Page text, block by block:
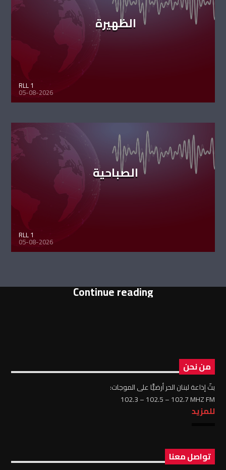
الظهيرة
RLL 1
05-08-2026
الصباحية
RLL 1
05-08-2026
Continue reading
من نحن
بثّ إذاعة لبنان الحر أرضيًّا على الموجات:
102.3 – 102.5 – 102.7 MHZ FM
للمزيد
تواصل معنا